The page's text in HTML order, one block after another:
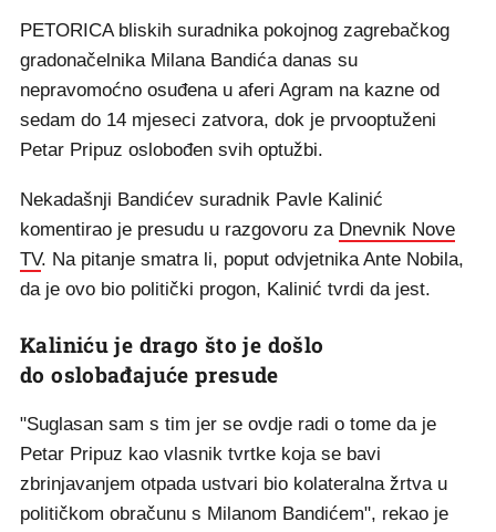
PETORICA bliskih suradnika pokojnog zagrebačkog
gradonačelnika Milana Bandića danas su
nepravomoćno osuđena u aferi Agram na kazne od
sedam do 14 mjeseci zatvora, dok je prvooptuženi
Petar Pripuz oslobođen svih optužbi.
Nekadašnji Bandićev suradnik Pavle Kalinić
komentirao je presudu u razgovoru za Dnevnik Nove
TV. Na pitanje smatra li, poput odvjetnika Ante Nobila,
da je ovo bio politički progon, Kalinić tvrdi da jest.
Kaliniću je drago što je došlo
do oslobađajuće presude
"Suglasan sam s tim jer se ovdje radi o tome da je
Petar Pripuz kao vlasnik tvrtke koja se bavi
zbrinjavanjem otpada ustvari bio kolateralna žrtva u
političkom obračunu s Milanom Bandićem", rekao je